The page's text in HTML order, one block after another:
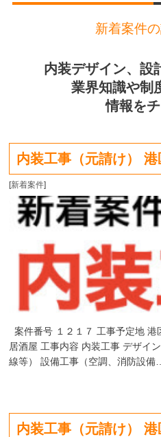
新着案件
内装デザイン、設
業界知識や制
情報を
内装工事（元請け）
[新着案件]
案件番号 １２１７ 工事予定地
居酒屋 工事内容 内装工事 デザイ
線等） 設備工事（空調、消防設備
内装工事（元請け）